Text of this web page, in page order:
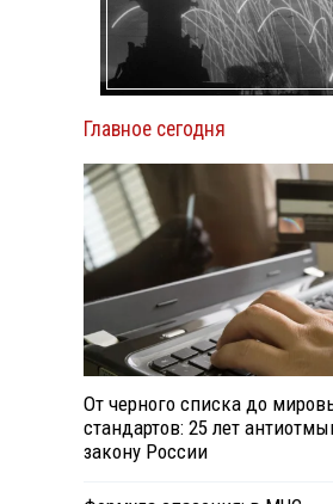
Главное сегодня
От черного списка до
стандартов: 25 лет
закону России